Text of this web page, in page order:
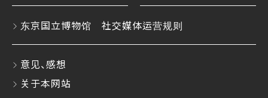
东京国立博物馆 社交媒体运营规则
意见、感想
关于本网站